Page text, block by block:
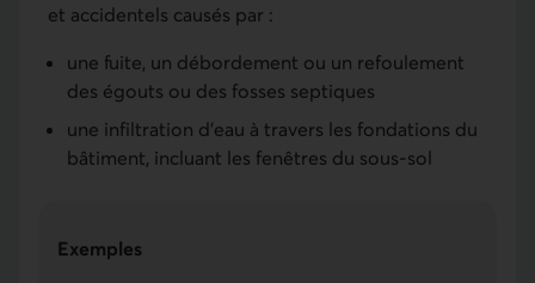
et accidentels causés par :
une fuite, un débordement ou un refoulement
des égouts ou des fosses septiques
une infiltration d’eau à travers les fondations du
bâtiment, incluant les fenêtres du sous-sol
Exemples